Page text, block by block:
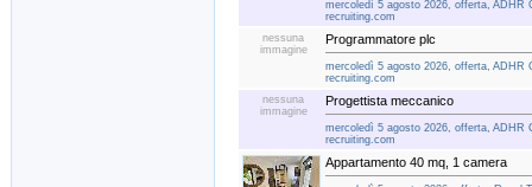
mercoledì 5 agosto 2026, offerta, ADHR
recruiting.com
nessuna
immagine
Programmatore plc
mercoledì 5 agosto 2026, offerta, ADHR
recruiting.com
nessuna
immagine
Progettista meccanico
mercoledì 5 agosto 2026, offerta, ADHR
recruiting.com
Appartamento 40 mq, 1 camera